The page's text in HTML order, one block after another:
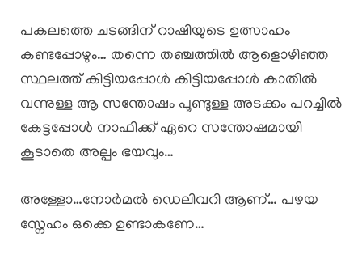
പകലത്തെ ചടങ്ങിന് റാഷിയുടെ ഉത്സാഹം
കണ്ടപ്പോഴും… തന്നെ തഞ്ചത്തിൽ ആളൊഴിഞ്ഞ
സ്ഥലത്ത് കിട്ടിയപ്പോൾ കിട്ടിയപ്പോൾ കാതിൽ
വന്നുള്ള ആ സന്തോഷം പൂണ്ടുള്ള അടക്കം പറച്ചിൽ
കേട്ടപ്പോൾ നാഫിക്ക് ഏറെ സന്തോഷമായി
കൂടാതെ അല്പം ഭയവും…
അള്ളോ…നോർമൽ ഡെലിവറി ആണ്… പഴയ
സ്നേഹം ഒക്കെ ഉണ്ടാകണേ…